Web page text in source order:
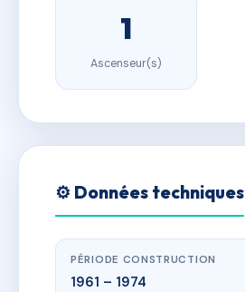
1
Ascenseur(s)
⚙️ Données techniques
PÉRIODE CONSTRUCTION
1961 – 1974